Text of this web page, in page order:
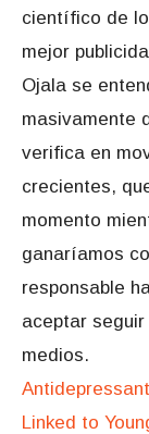
científico de
mejor
Ojala se
masivamente
verifica en
crecientes,
momento
ganaríamos
responsable
aceptar
medios.
Linked to